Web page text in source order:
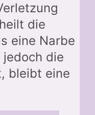
die
eine Narbe
die
bleibt eine